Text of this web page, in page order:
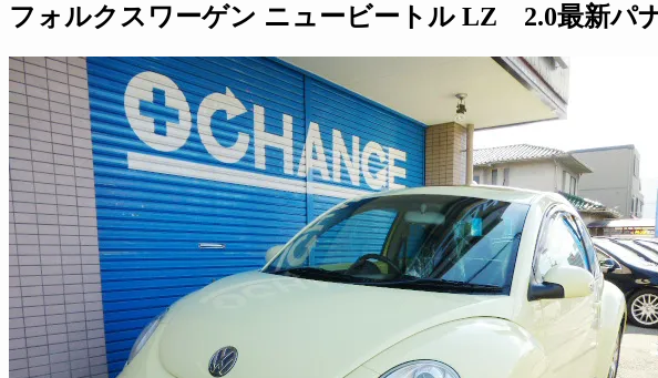
フォルクスワーゲン ニュービートル LZ 2.0最新パ